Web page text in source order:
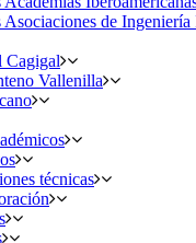
de Ingeniería
Cagigal
Vallenilla
técnicas